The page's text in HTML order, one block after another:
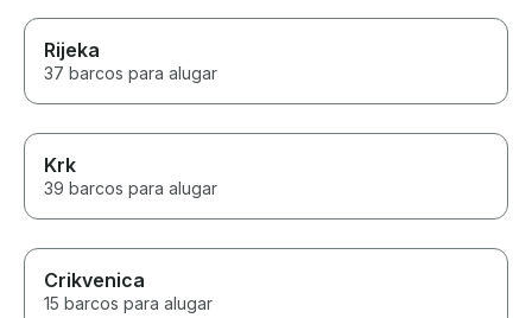
Rijeka
37 barcos para alugar
Krk
39 barcos para alugar
Crikvenica
15 barcos para alugar